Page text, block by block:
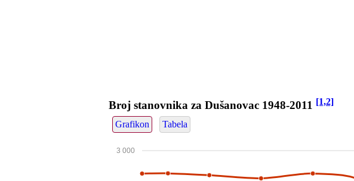
Broj stanovnika za Dušanovac 1948-2011 [1,2]
Grafikon Tabela
3 000